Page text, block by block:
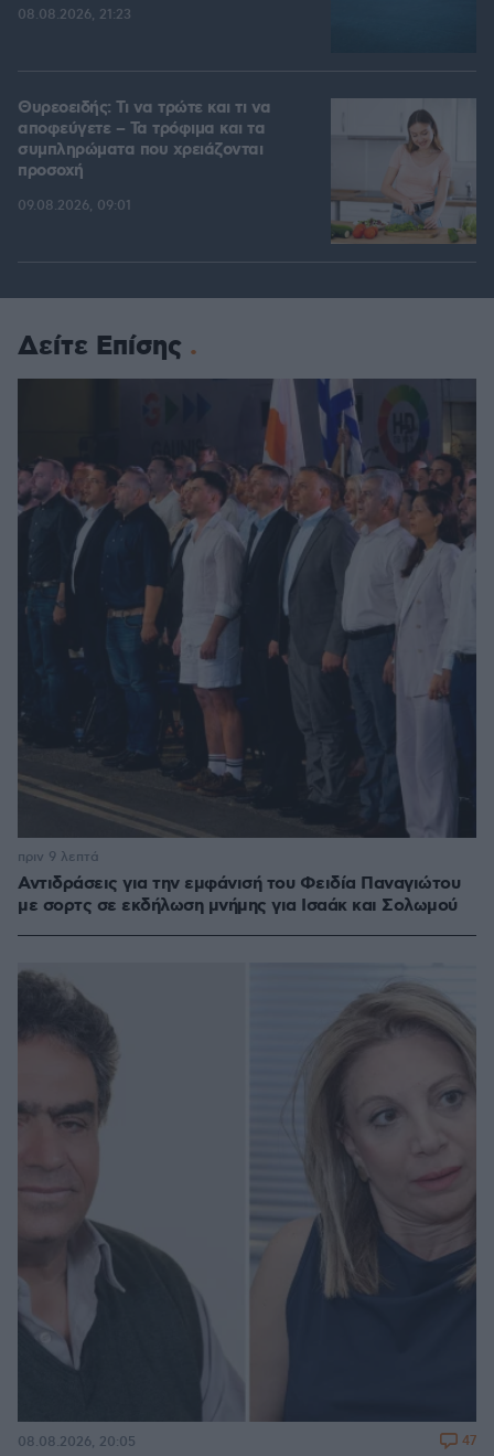
08.08.2026, 21:23
Θυρεοειδής: Τι να τρώτε και τι να
αποφεύγετε – Τα τρόφιμα και τα
συμπληρώματα που χρειάζονται
προσοχή
09.08.2026, 09:01
Δείτε Επίσης
Αντιδράσεις για την εμφάνισή του Φειδία Παναγιώτου
με σορτς σε εκδήλωση μνήμης για Ισαάκ και Σολωμού
πριν 9 λεπτά
08.08.2026, 20:05 47